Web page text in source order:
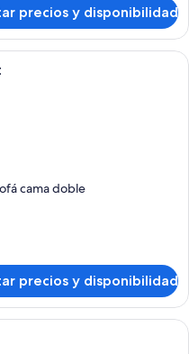
precios y disponibilidad
habitación de hotel moderna
cama doble
precios y disponibilidad
habitación de hotel moderna